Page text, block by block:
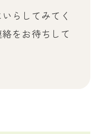
らしてみてく
をお待ちして